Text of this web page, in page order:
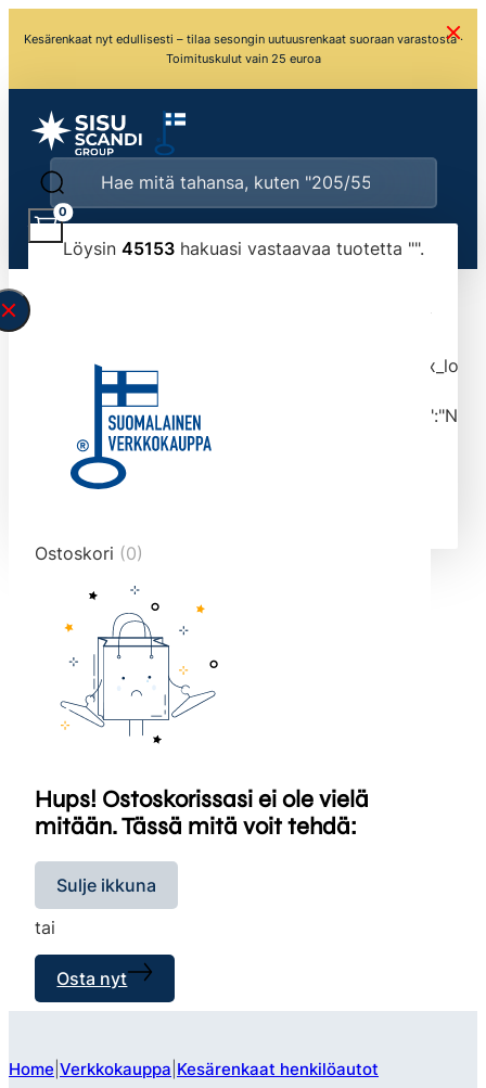
Kesärenkaat nyt edullisesti – tilaa sesongin uutuusrenkaat suoraan varastosta ·
Toimituskulut vain 25 euroa
Löysin 45153hakuasi vastaavaa tuotetta "".
typed the search query correctly.<br>Currently
tmlmvi","meta_query":
data-original-query-vars="[]" data-page="1"
data-max-pages="4516" data-start="1" data-
end="10">
0
Ostoskori (0)
Hups! Ostoskorissasi ei ole vielä
mitään. Tässä mitä voit tehdä:
Sulje ikkuna
tai
Osta nyt
Home Verkkokauppa Kesärenkaat henkilöautot